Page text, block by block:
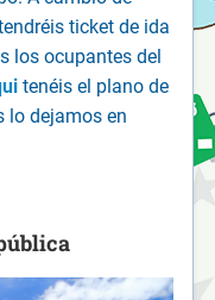
ticket de ida
los ocupantes del
tenéis el plano de
lo dejamos en